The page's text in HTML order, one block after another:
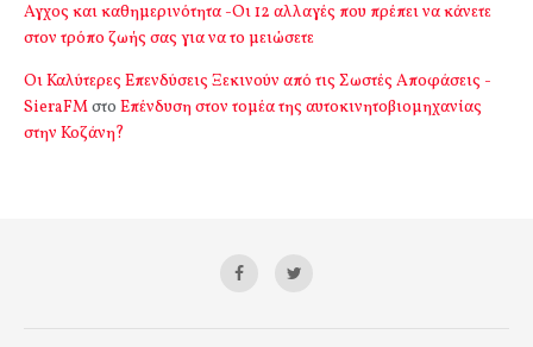
Αγχος και καθημερινότητα -Οι 12 αλλαγές που πρέπει να κάνετε
στον τρόπο ζωής σας για να το μειώσετε
Οι Καλύτερες Επενδύσεις Ξεκινούν από τις Σωστές Αποφάσεις -
SieraFMστο Επένδυση στον τομέα της αυτοκινητοβιομηχανίας
στην Κοζάνη?